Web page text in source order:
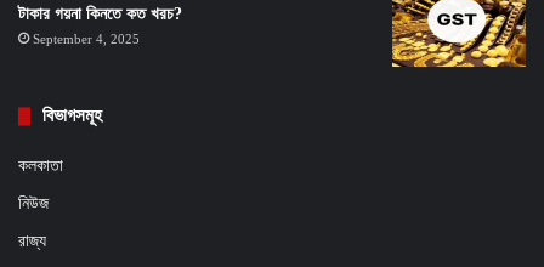
টাকার গয়না কিনতে কত খরচ?
September 4, 2025
বিভাগসমূহ
কলকাতা
নিউজ
রাজ্য